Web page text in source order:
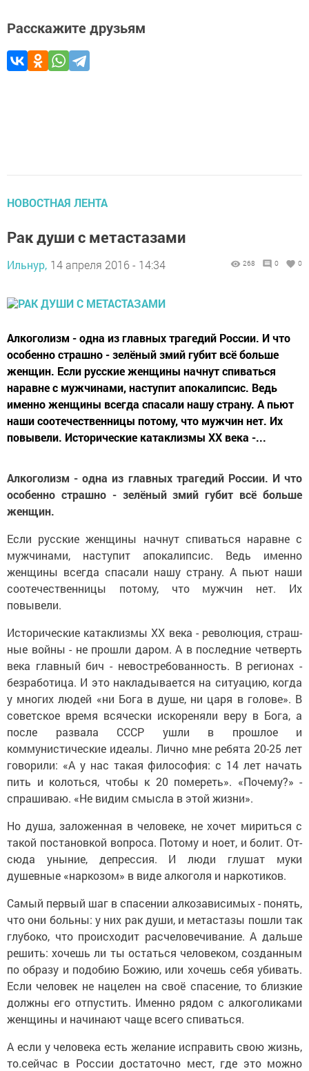
Расскажите друзьям
НОВОСТНАЯ ЛЕНТА
Рак души с метастазами
Ильнур, 14 апреля 2016 - 14:34 268 0 0
Алкоголизм - одна из глав­ных трагедий России. И что
особенно страшно - зелё­ный змий губит всё больше
женщин. Если рус­ские женщи­ны начнут спиваться
наравне с мужчинами, наступит апокалипсис. Ведь
имен­но женщины всегда спаса­ли нашу страну. А пьют
наши соотечественницы потому, что мужчин нет. Их
повывели. Исторические катаклизмы XX века -...
Алкоголизм - одна из глав­ных трагедий России. И что
особенно страшно - зелё­ный змий губит всё больше
женщин.
Если рус­ские женщи­ны начнут спиваться наравне с
мужчинами, наступит апокалипсис. Ведь имен­но
женщины всегда спаса­ли нашу страну. А пьют наши
соотечественницы потому, что мужчин нет. Их
повывели.
Исторические катаклизмы XX века - революция, страш­
ные войны - не прошли даром. А в последние четверть
века главный бич - невостребован­ность. В регионах -
безработи­ца. И это накладывается на си­туацию, когда
у многих людей «ни Бога в душе, ни царя в голо­ве». В
советское время всячески искореняли веру в Бога, а
после развала СССР ушли в прошлое и
коммунистические идеалы. Лично мне ребята 20-25 лет
го­ворили: «А у нас такая фило­софия: с 14 лет начать
пить и колоться, чтобы к 20 помереть». «Почему?» -
спрашиваю. «Не видим смысла в этой жизни».
Но душа, заложенная в че­ловеке, не хочет мириться с
такой постановкой вопроса. Потому и ноет, и болит. От­
сюда уныние, депрессия. И люди глушат муки
душевные «наркозом» в виде алкоголя и наркотиков.
Самый первый шаг в спа­сении алкозависимых - по­нять,
что они больны: у них рак души, и метастазы пошли так
глубоко, что происходит расчеловечивание. А дальше
решить: хочешь ли ты остать­ся человеком, созданным
по образу и подобию Божию, или хочешь себя убивать.
Ес­ли человек не нацелен на своё спасение, то близкие
должны его отпустить. Именно рядом с алкоголиками
женщины и начинают чаще всего спи­ваться.
А если у человека есть же­лание исправить свою жизнь,
то.сейчас в России достаточно мест, где это можно